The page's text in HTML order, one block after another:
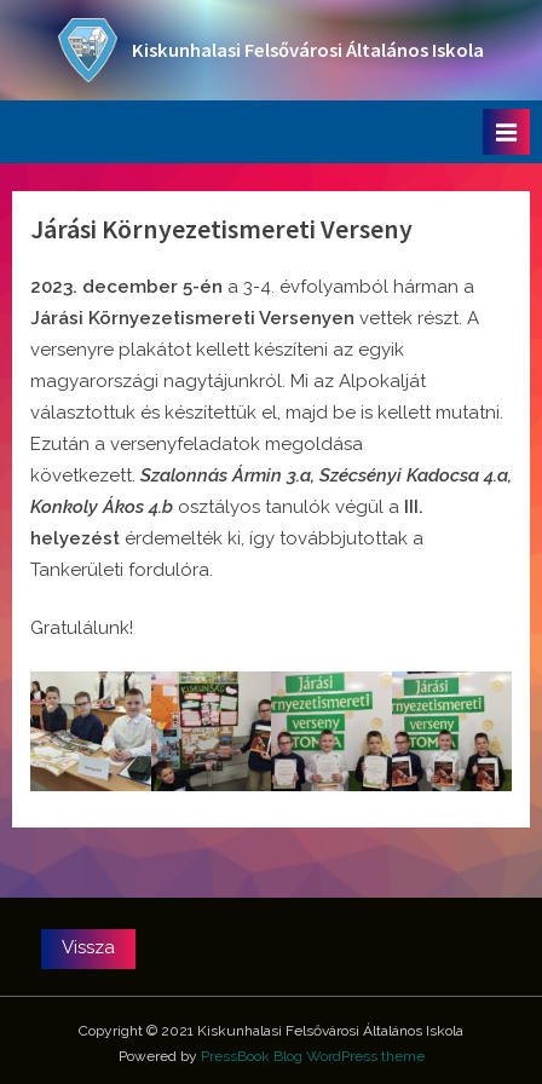
content
Kiskunhalasi Felsővárosi Általános Iskola
Járási Környezetismereti Verseny
2023. december 5-én a 3-4. évfolyamból hárman a
Járási Környezetismereti Versenyen vettek részt. A
versenyre plakátot kellett készíteni az egyik
magyarországi nagytájunkról. Mi az Alpokalját
választottuk és készítettük el, majd be is kellett mutatni.
Ezután a versenyfeladatok megoldása
következett. Szalonnás Ármin 3.a, Szécsényi Kadocsa 4.a,
Konkoly Ákos 4.b osztályos tanulók végül a III.
helyezést érdemelték ki, így továbbjutottak a
Tankerületi fordulóra.
Gratulálunk!
Copyright © 2021 Kiskunhalasi Felsővárosi Általános Iskola
Powered by PressBook Blog WordPress theme